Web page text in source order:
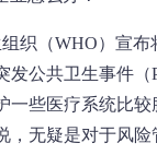
织（WHO）宣
发公共卫生事件（
一些医疗系统比
，无疑是对于风